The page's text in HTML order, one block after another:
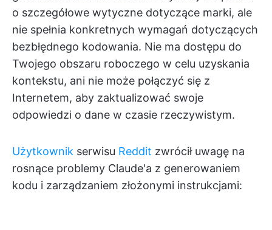
o szczegółowe wytyczne dotyczące marki, ale
nie spełnia konkretnych wymagań dotyczących
bezbłędnego kodowania. Nie ma dostępu do
Twojego obszaru roboczego w celu uzyskania
kontekstu, ani nie może połączyć się z
Internetem, aby zaktualizować swoje
odpowiedzi o dane w czasie rzeczywistym.
Użytkownik serwisu Reddit zwrócił uwagę na
rosnące problemy Claude'a z generowaniem
kodu i zarządzaniem złożonymi instrukcjami: